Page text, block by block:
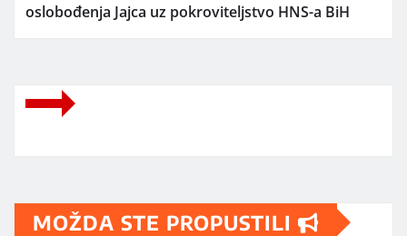
oslobođenja Jajca uz pokroviteljstvo HNS-a BiH
MOŽDA STE PROPUSTILI